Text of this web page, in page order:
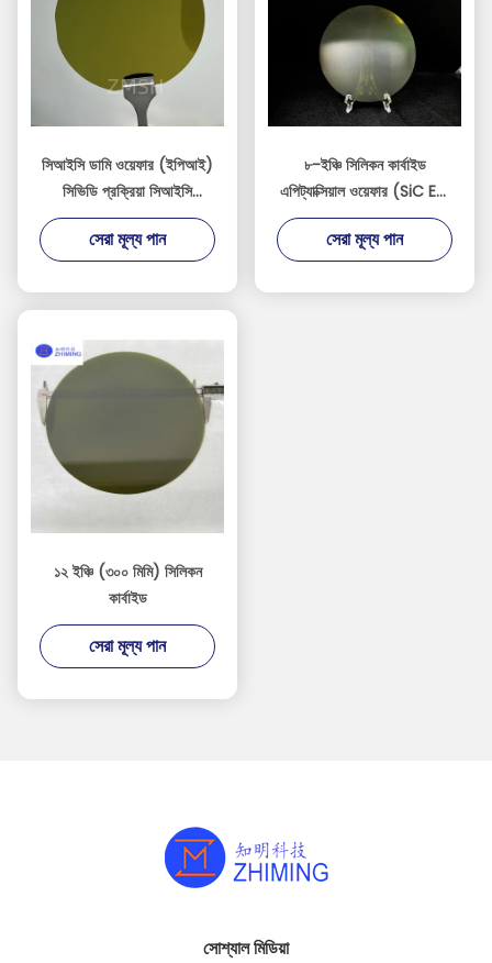
সিআইসি ডামি ওয়েফার (ইপিআই)
সিভিডি প্রক্রিয়া সিআইসি
ইপিট্যাক্সি এবং এমওসিভিডি সিস্টেম
সেরা মূল্য পান
৮-ইঞ্চি সিলিকন কার্বাইড
এপিট্যাক্সিয়াল ওয়েফার (SiC Epi
Wafer)
সেরা মূল্য পান
১২ ইঞ্চি (৩০০ মিমি) সিলিকন
কার্বাইড
সেরা মূল্য পান
সোশ্যাল মিডিয়া